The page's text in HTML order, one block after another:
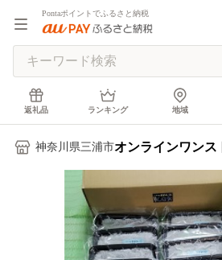
Pontaポイントでふるさと納税
返礼品 ランキング 地域
神奈川県三浦市オンラインワンス